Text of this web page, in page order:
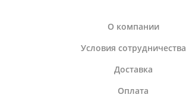
О компании
Условия сотрудничества
Доставка
Оплата